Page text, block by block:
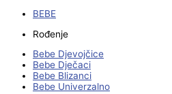
BEBE
Rođenje
Bebe Djevojčice
Bebe Dječaci
Bebe Blizanci
Bebe Univerzalno